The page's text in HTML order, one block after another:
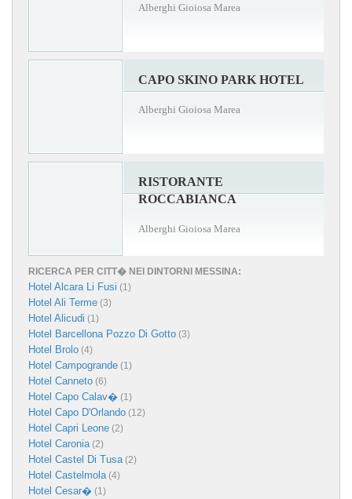
Alberghi Gioiosa Marea
CAPO SKINO PARK HOTEL
Alberghi Gioiosa Marea
RISTORANTE
ROCCABIANCA
Alberghi Gioiosa Marea
RICERCA PER CITT� NEI DINTORNI MESSINA:
Hotel Alcara Li Fusi (1)
Hotel Ali Terme (3)
Hotel Alicudi (1)
Hotel Barcellona Pozzo Di Gotto (3)
Hotel Brolo (4)
Hotel Campogrande (1)
Hotel Canneto (6)
Hotel Capo Calav� (1)
Hotel Capo D'Orlando (12)
Hotel Capri Leone (2)
Hotel Caronia(2)
Hotel Castel Di Tusa(2)
Hotel Castelmola(4)
Hotel Cesar� (1)